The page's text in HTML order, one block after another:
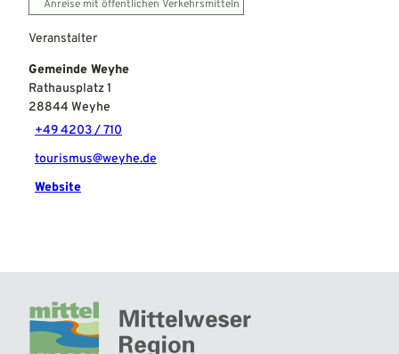
Anreise mit öffentlichen Verkehrsmitteln
Veranstalter
Gemeinde Weyhe
Rathausplatz 1
28844 Weyhe
+49 4203 / 710
tourismus@weyhe.de
Website